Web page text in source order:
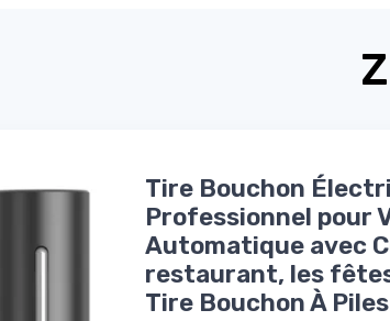
Tire Bouchon
Professionnel pour
Automatique avec
restaurant, les
Tire Bouchon À